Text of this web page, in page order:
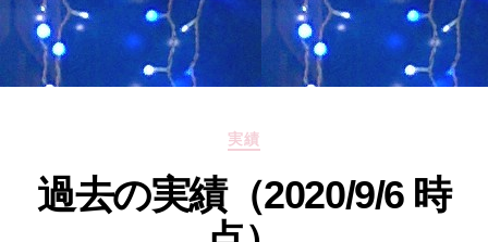
カ
ゴ
リ
ー
実績
過去の実績（2020/9/6 時